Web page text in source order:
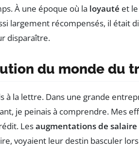
À une époque où la loyauté et
largement récompensés, il était
disparaître.
du monde du
à la lettre. Dans une grande
je peinais à comprendre. Mes
Lesaugmentations de salaire
voyaient leur destin basculer